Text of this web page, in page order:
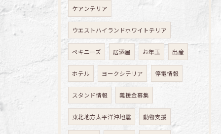
ケアンテリア
ウエストハイランドホワイトテリア
ペキニーズ 居酒屋 お年玉 出産
ホテル ヨークシテリア 停電情報
スタンド情報 義援金募集
東北地方太平洋沖地震 動物支援